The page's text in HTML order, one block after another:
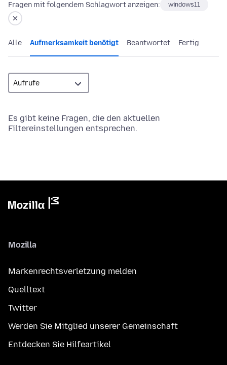
Fragen mit folgendem Schlagwort anzeigen: windows11
Alle Aufmerksamkeit benötigt Beantwortet Fertig
Es gibt keine Fragen, die den aktuellen
Filtereinstellungen entsprechen.
Mozilla
Markenrechtsverletzung melden
Quelltext
Twitter
Werden Sie Mitglied unserer Gemeinschaft
Entdecken Sie Hilfeartikel